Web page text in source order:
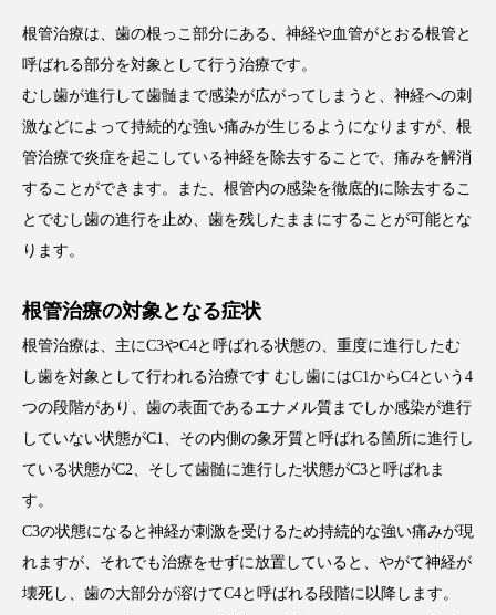
根管治療は、歯の根っこ部分にある、神経や血管がとおる根管と
呼ばれる部分を対象として行う治療です。
むし歯が進行して歯髄まで感染が広がってしまうと、神経への刺
激などによって持続的な強い痛みが生じるようになりますが、根
管治療で炎症を起こしている神経を除去することで、痛みを解消
することができます。また、根管内の感染を徹底的に除去するこ
とでむし歯の進行を止め、歯を残したままにすることが可能とな
ります。
根管治療の対象となる症状
根管治療は、主にC3やC4と呼ばれる状態の、重度に進行したむ
し歯を対象として行われる治療です むし歯にはC1からC4という4
つの段階があり、歯の表面であるエナメル質までしか感染が進行
していない状態がC1、その内側の象牙質と呼ばれる箇所に進行し
ている状態がC2、そして歯髄に進行した状態がC3と呼ばれま
す。
C3の状態になると神経が刺激を受けるため持続的な強い痛みが現
れますが、それでも治療をせずに放置していると、やがて神経が
壊死し、歯の大部分が溶けてC4と呼ばれる段階に以降します。